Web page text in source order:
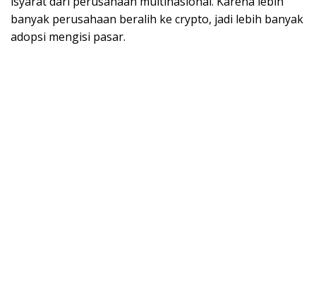
banyak perusahaan beralih ke crypto, jadi lebih banyak
adopsi mengisi pasar.